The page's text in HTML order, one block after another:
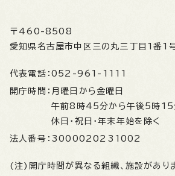
〒460-8508
愛知県名古屋市中区三の丸三丁目1番1
代表電話： 052-961-1111
開庁時間： 月曜日から金曜日
午前8時45分から午後5時15
休日・祝日・年末年始を除く
法人番号： 3000020231002
(注)開庁時間が異なる組織、施設があり